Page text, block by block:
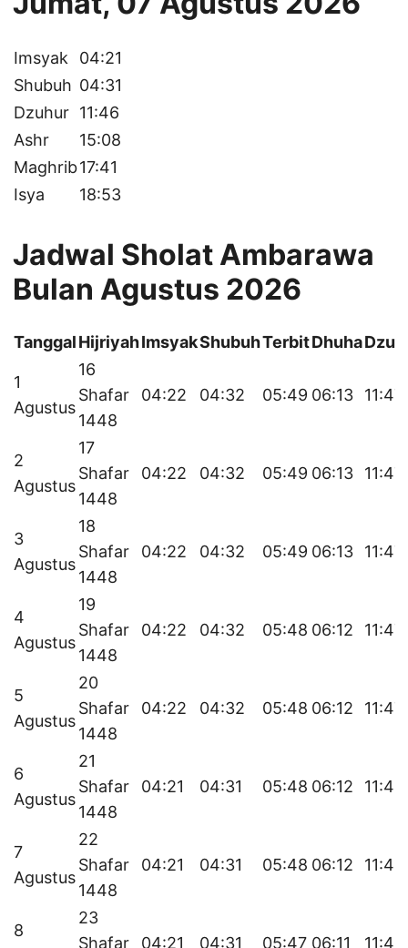
Imsyak
04:21
Shubuh 04:31
Dzuhur 11:46
Ashr
15:08
Maghrib17:41
Isya
18:53
Jadwal Sholat Ambarawa
Bulan Agustus 2026
TanggalHijriyahImsyakShubuhTerbitDhuha
1
Agustus
16
Shafar
1448
04:22 04:32 05:49 06:13 11:47
2
Agustus
17
Shafar
1448
04:22 04:32 05:49 06:13 11:47
3
Agustus
18
Shafar
1448
04:22 04:32 05:49 06:13 11:47
4
Agustus
19
Shafar
1448
04:22 04:32 05:48 06:12 11:47
5
Agustus
20
Shafar
1448
04:22 04:32 05:48 06:12 11:47
6
Agustus
21
Shafar
1448
04:21 04:31 05:48 06:12 11:46
7
Agustus
22
Shafar
1448
04:21 04:31 05:48 06:12 11:46
8
23
Shafar
04:21 04:31 05:47 06:11 11:46